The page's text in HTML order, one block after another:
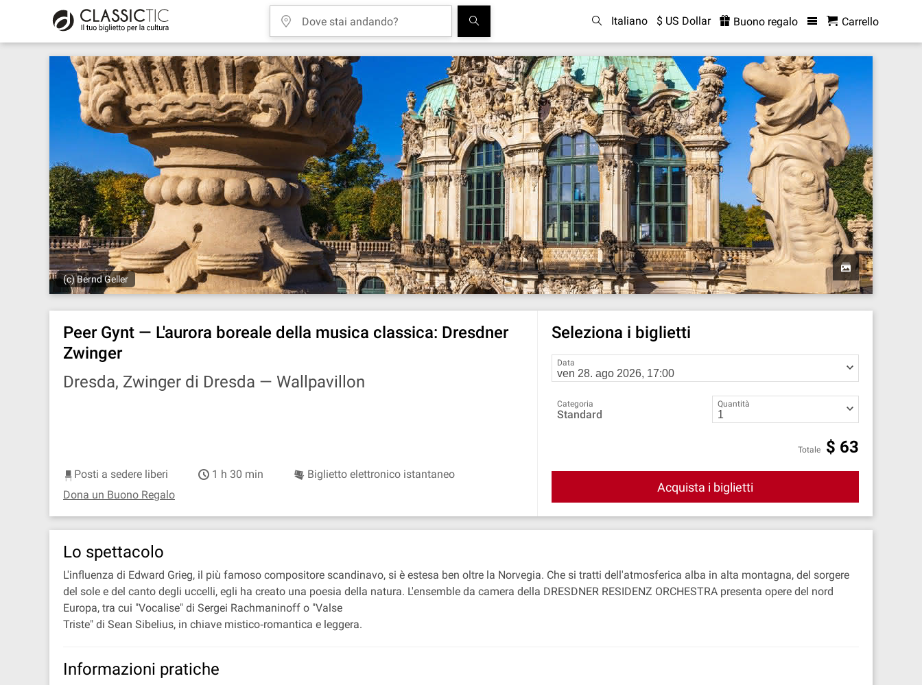
Italiano $ US Dollar Buono regalo Carrello
(c) Bernd Geller
Peer Gynt — L'aurora boreale della musica classica: Dresdner
Zwinger
Dresda, Zwinger di Dresda — Wallpavillon
Posti a sedere liberi 1 h 30 min
Biglietto elettronico istantaneo
Dona un Buono Regalo
Seleziona i biglietti
Data
Categoria
Standard
Quantità
Totale $ 63
Acquista i biglietti
Lo spettacolo
L'influenza di Edward Grieg, il più famoso compositore scandinavo, si è estesa ben oltre la Norvegia. Che si tratti dell'atmosferica alba in alta montagna, del sorgere
del sole e del canto degli uccelli, egli ha creato una poesia della natura. L'ensemble da camera della DRESDNER RESIDENZ ORCHESTRA presenta opere del nord
Europa, tra cui "Vocalise" di Sergei Rachmaninoff o "Valse
Triste" di Sean Sibelius, in chiave mistico‐romantica e leggera.
Informazioni pratiche